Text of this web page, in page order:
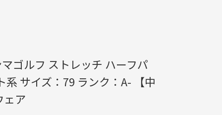
ゴルフ ストレッチ ハーフパ
系 サイズ：79 ランク：A- 【中
ェア